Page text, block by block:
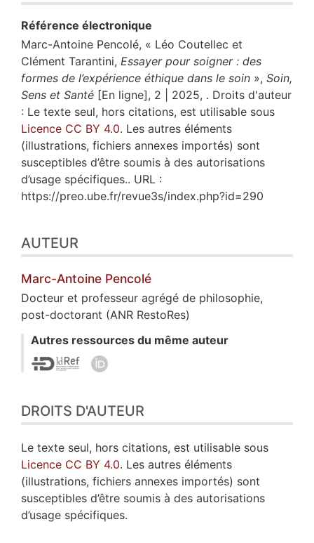
Référence électronique
Marc-Antoine Pencolé, « Léo Coutellec et
Clément Tarantini, Essayer pour soigner : des
formes de l’expérience éthique dans le soin », Soin,
Sens et Santé [En ligne], 2 | 2025, . Droits d'auteur
: Le texte seul, hors citations, est utilisable sous
Licence CC BY 4.0. Les autres éléments
(illustrations, fichiers annexes importés) sont
susceptibles d’être soumis à des autorisations
d’usage spécifiques.. URL :
https://preo.ube.fr/revue3s/index.php?id=290
AUTEUR
Marc-Antoine Pencolé
Docteur et professeur agrégé de philosophie,
post-doctorant (ANR RestoRes)
Autres ressources du même auteur
DROITS D'AUTEUR
Le texte seul, hors citations, est utilisable sous
Licence CC BY 4.0. Les autres éléments
(illustrations, fichiers annexes importés) sont
susceptibles d’être soumis à des autorisations
d’usage spécifiques.